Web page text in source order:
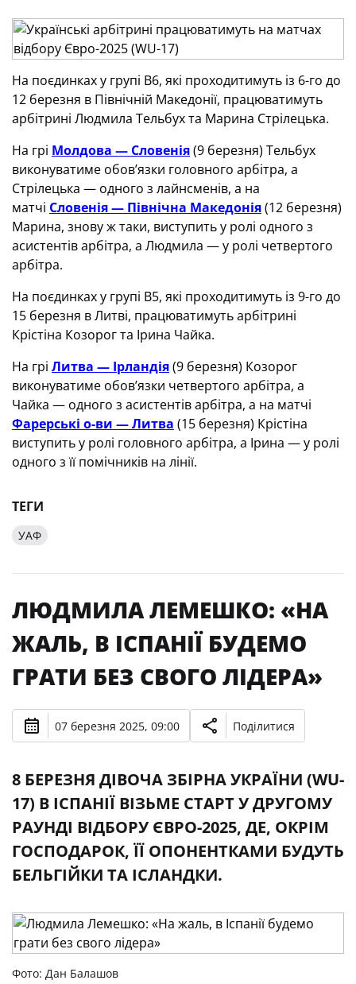
На поєдинках у групі В6, які проходитимуть із 6-го до
12 березня в Північній Македонії, працюватимуть
арбітрині Людмила Тельбух та Марина Стрілецька.
На грі Молдова — Словенія(9 березня) Тельбух
виконуватиме обов’язки головного арбітра, а
Стрілецька — одного з лайнсменів, а на
матчі Словенія — Північна Македонія(12 березня)
Марина, знову ж таки, виступить у ролі одного з
асистентів арбітра, а Людмила — у ролі четвертого
арбітра.
На поєдинках у групі В5, які проходитимуть із 9-го до
15 березня в Литві, працюватимуть арбітрині
Крістіна Козорог та Ірина Чайка.
На грі Литва — Ірландія(9 березня) Козорог
виконуватиме обов’язки четвертого арбітра, а
Чайка — одного з асистентів арбітра, а на матчі
Фарерські о-ви — Литва (15 березня) Крістіна
виступить у ролі головного арбітра, а Ірина — у ролі
одного з її помічників на лінії.
ТЕГИ
УАФ
ЛЮДМИЛА ЛЕМЕШКО: «НА
ЖАЛЬ, В ІСПАНІЇ БУДЕМО
ГРАТИ БЕЗ СВОГО ЛІДЕРА»
07 березня 2025, 09:00 Поділитися
8 БЕРЕЗНЯ ДІВОЧА ЗБІРНА УКРАЇНИ (WU-
17) В ІСПАНІЇ ВІЗЬМЕ СТАРТ У ДРУГОМУ
РАУНДІ ВІДБОРУ ЄВРО-2025, ДЕ, ОКРІМ
ГОСПОДАРОК, ЇЇ ОПОНЕНТКАМИ БУДУТЬ
БЕЛЬГІЙКИ ТА ІСЛАНДКИ.
Фото: Дан Балашов